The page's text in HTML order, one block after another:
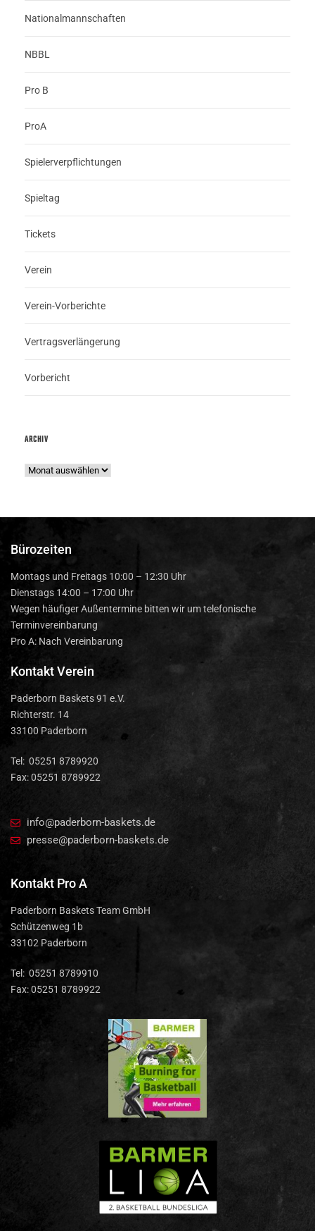
Nationalmannschaften
NBBL
Pro B
ProA
Spielerverpflichtungen
Spieltag
Tickets
Verein
Verein-Vorberichte
Vertragsverlängerung
Vorbericht
ARCHIV
Bürozeiten
Montags und Freitags 10:00 – 12:30 Uhr
Dienstags 14:00 – 17:00 Uhr
Wegen häufiger Außentermine bitten wir um telefonische
Terminvereinbarung
Pro A: Nach Vereinbarung
Kontakt Verein
Paderborn Baskets 91 e.V.
Richterstr. 14
33100 Paderborn
Tel: 05251 8789920
Fax: 05251 8789922
info@paderborn-baskets.de
presse@paderborn-baskets.de
Kontakt Pro A
Paderborn Baskets Team GmbH
Schützenweg 1b
33102 Paderborn
Tel: 05251 8789910
Fax: 05251 8789922